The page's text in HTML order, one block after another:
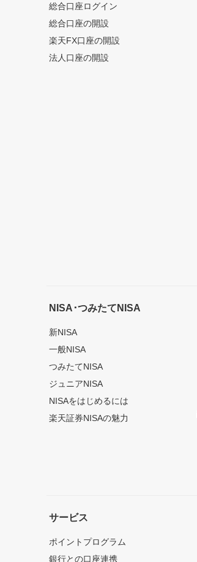
総合口座ログイン
総合口座の開設
楽天FX口座の開設
法人口座の開設
NISA･つみたてNISA
新NISA
一般NISA
つみたてNISA
ジュニアNISA
NISAをはじめるには
楽天証券NISAの魅力
サービス
ポイントプログラム
銀行との口座連携